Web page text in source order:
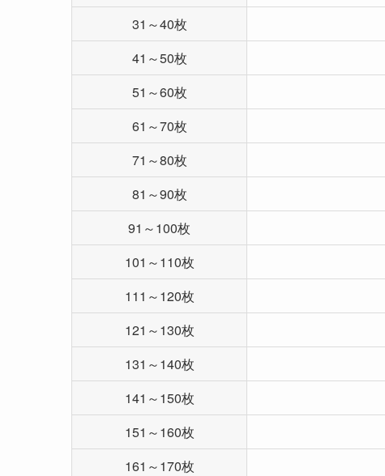
31～40枚
41～50枚
51～60枚
61～70枚
71～80枚
81～90枚
91～100枚
101～110枚
111～120枚
121～130枚
131～140枚
141～150枚
151～160枚
161～170枚